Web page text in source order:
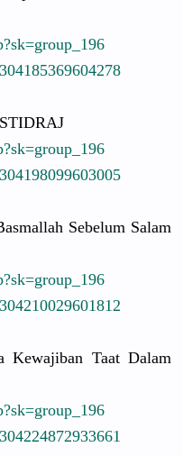
=group_196
5369604278
=group_196
8099603005
Sebelum Salam
=group_196
0029601812
Kewajiban Taat Dalam
=group_196
4872933661